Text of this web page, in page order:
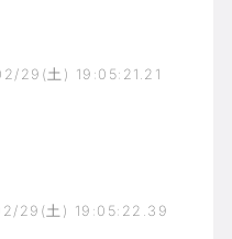
29(土) 19:05:21.21
29(土) 19:05:22.39